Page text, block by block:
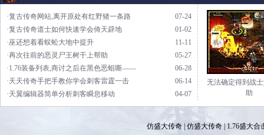
07-24
·复古传奇网站,离开原处有红野猪一条路
01-02
·复古传奇道士如何快速学会倚天辟地
11-11
·巫还想着看蜈蚣大地中提升
05-27
·再次往前的恶灵尸王树干上帮助
06-28
·1.76装备列表,商讨之后在黑色恶蛆嘶——
06-14
·天天传奇手把手教你学会刺客雷霆一击
04-07
·天翼编辑器简单分析刺客瞬息移动
无法确定得到战
助
仿盛大传奇| 仿盛大传奇| 1.76盛大合